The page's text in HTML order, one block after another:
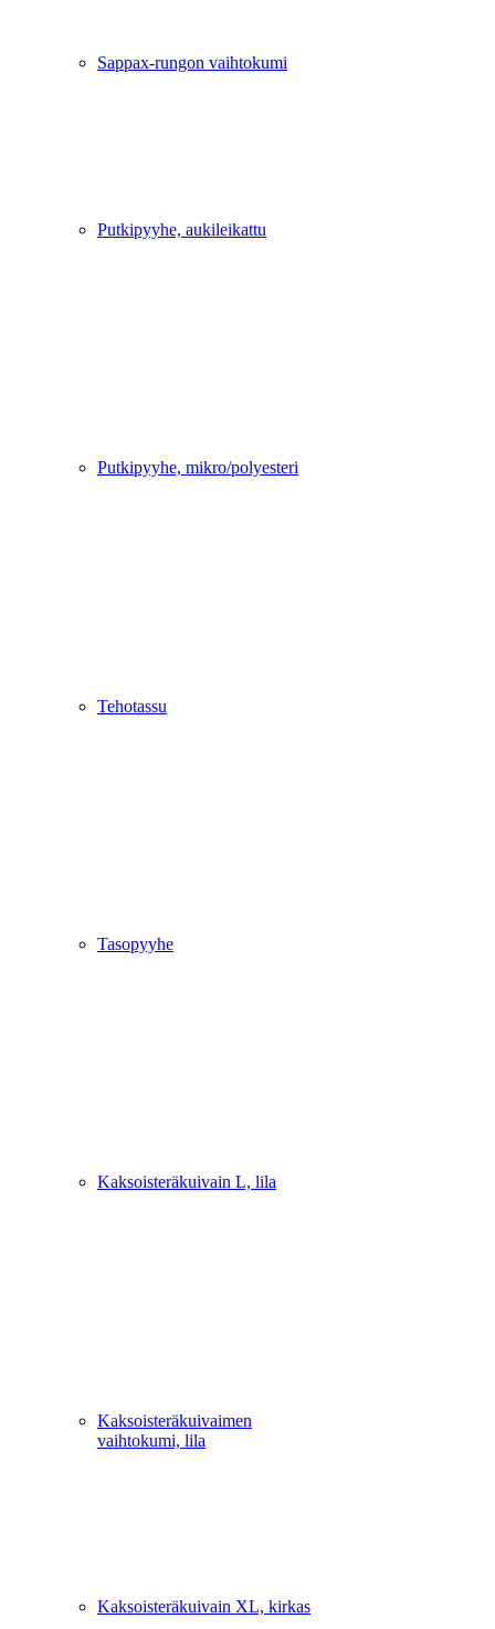
Sappax-rungon vaihtokumi
Putkipyyhe, aukileikattu
Putkipyyhe, mikro/polyesteri
Tehotassu
Tasopyyhe
Kaksoisteräkuivain L, lila
Kaksoisteräkuivaimen
vaihtokumi, lila
Kaksoisteräkuivain XL, kirkas